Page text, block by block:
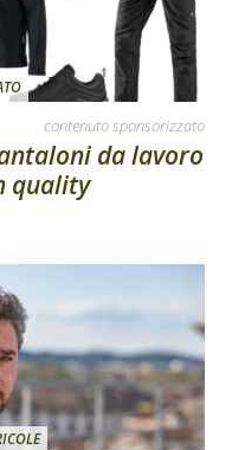
contenuto sponsorizzato
da lavoro
quality